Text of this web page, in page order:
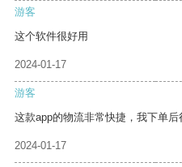
游客
这个软件很好用
2024-01-17
游客
这款app的物流非常快捷，我下单后
2024-01-17